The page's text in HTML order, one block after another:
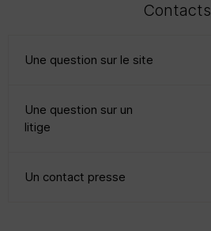
Contacts
Une question sur le site
Une question sur un
litige
Un contact presse